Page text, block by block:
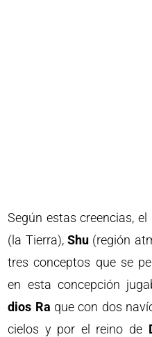
Según estas creencias,
(la Tierra), Shu(región
tres conceptos que se
en esta concepción
dios Ra que con dos
cielos y por el reino de